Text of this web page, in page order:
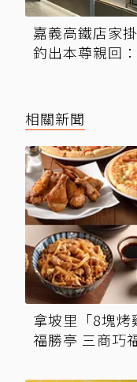
嘉義高鐵店家
釣出本尊親回
相關新聞
拿坡里「8塊烤
福勝亭 三商巧